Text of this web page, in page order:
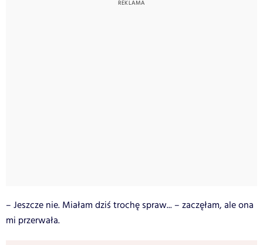
– Jeszcze nie. Miałam dziś trochę spraw... – zaczęłam, ale ona
mi przerwała.